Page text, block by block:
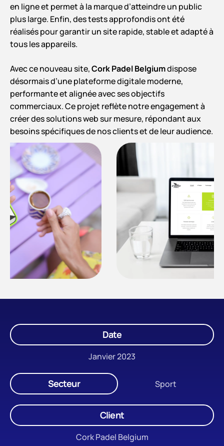
en ligne et permet à la marque d’atteindre un public
plus large. Enfin, des tests approfondis ont été
réalisés pour garantir un site rapide, stable et adapté à
tous les appareils.
Avec ce nouveau site,Cork Padel Belgiumdispose
désormais d’une plateforme digitale moderne,
performante et alignée avec ses objectifs
commerciaux. Ce projet reflète notre engagement à
créer des solutions web sur mesure, répondant aux
besoins spécifiques de nos clients et de leur audience.
Date
Janvier 2023
Secteur Sport
Client
Cork Padel Belgium